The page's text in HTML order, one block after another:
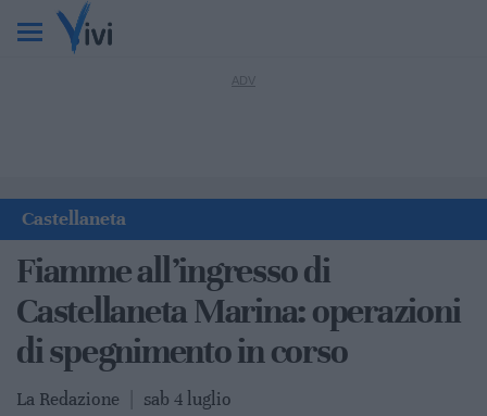
Castellaneta
Fiamme all’ingresso di
Castellaneta Marina: operazioni
di spegnimento in corso
La Redazione sab 4 luglio